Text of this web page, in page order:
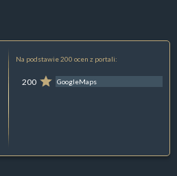
Na podstawie 200 ocen z portali:
200 GoogleMaps